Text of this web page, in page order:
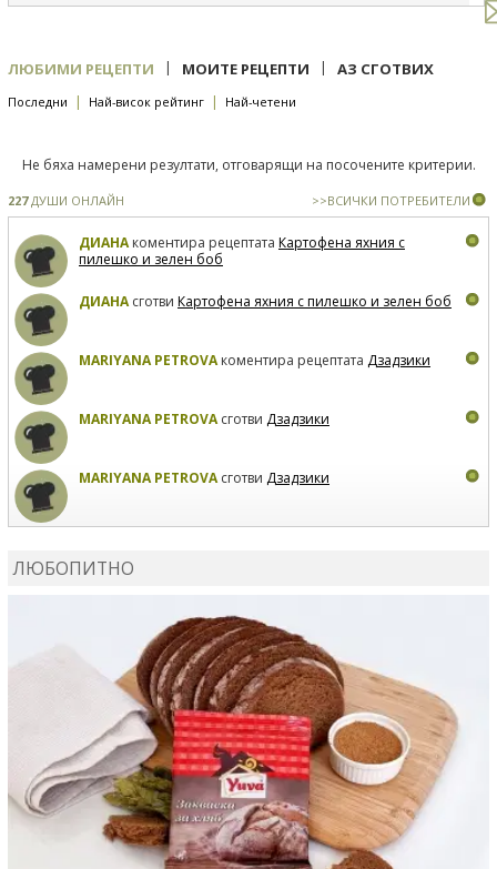
ЛЮБИМИ РЕЦЕПТИ | МОИТЕ РЕЦЕПТИ | АЗ СГОТВИХ
Последни | Най-висок рейтинг | Най-четени
Не бяха намерени резултати, отговарящи на посочените критерии.
227ДУШИ ОНЛАЙН >>ВСИЧКИ ПОТРЕБИТЕЛИ
ДИАНАкоментира рецептата Картофена яхния с
пилешко и зелен боб
ДИАНАсготви Картофена яхния с пилешко и зелен боб
MARIYANA PETROVAкоментира рецептата Дзадзики
MARIYANA PETROVAсготви Дзадзики
MARIYANA PETROVAсготви Дзадзики
ЛЮБОПИТНО